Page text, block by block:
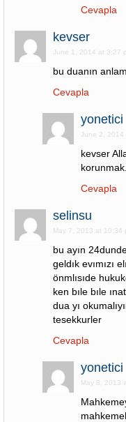
Cevapla
kevser
June 1, 2014 at 3:27
bu duanın
Cevapla
yonetici
June 2, 2014
kevser
korunmak..
Cevapla
selinsu
May 7, 2013 at 10:34
bu ayın
geldık evımızı
önmlısıde
ken bıle bıle
dua yı
tesekkurler
Cevapla
yonetici
May 8, 2013